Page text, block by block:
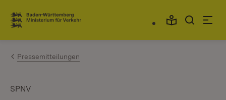
Zum Inhalt springen
Link zur Startseite
Pressemitteilungen
SPNV